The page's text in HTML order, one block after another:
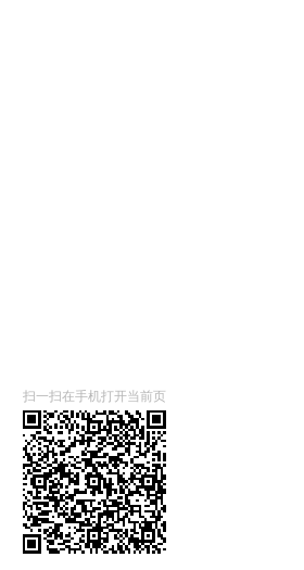
扫一扫在手机打开当前页